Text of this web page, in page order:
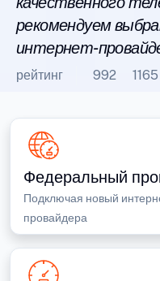
рекомендуем
интернет-
рейтинг 992 1165
Федеральный
Подключая новый
провайдера